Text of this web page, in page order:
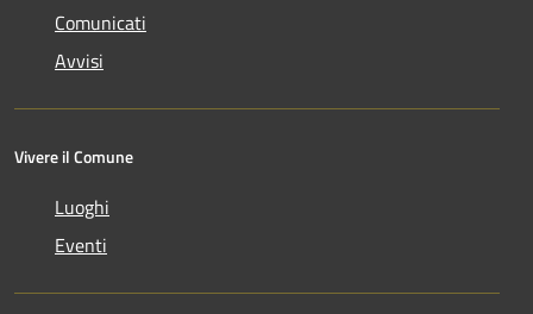
Comunicati
Avvisi
Vivere il Comune
Luoghi
Eventi